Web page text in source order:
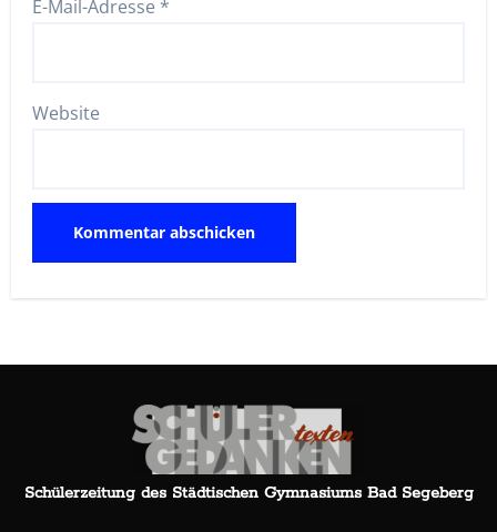
E-Mail-Adresse *
Website
Schülerzeitung des Städtischen Gymnasiums Bad Segeberg